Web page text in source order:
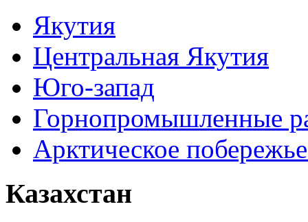
Якутия
Центральная Якутия
Юго-запад
Горнопромышленные
Арктическое
Казахстан